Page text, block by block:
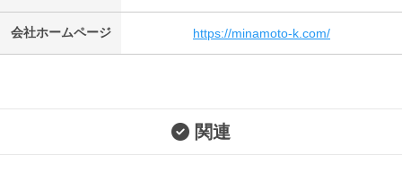
会社ホームページ https://minamoto-k.com/
関連